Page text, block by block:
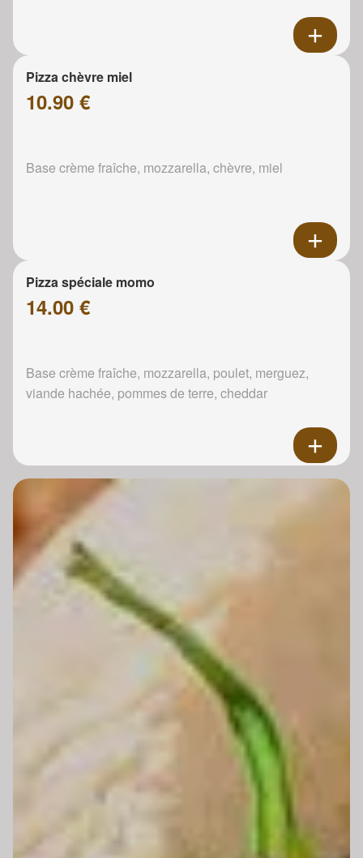
Pizza chèvre miel
10.90 €
Base crème fraîche, mozzarella, chèvre, miel
Pizza spéciale momo
14.00 €
Base crème fraîche, mozzarella, poulet, merguez,
viande hachée, pommes de terre, cheddar